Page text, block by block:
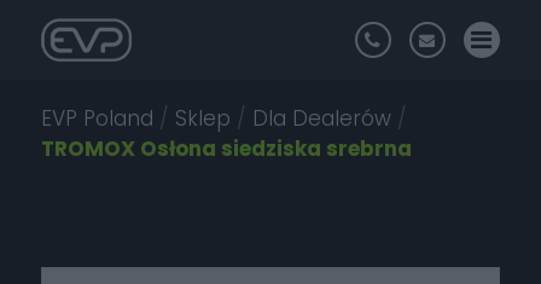
EVP Poland / Sklep / Dla Dealerów /
TROMOX Osłona siedziska srebrna